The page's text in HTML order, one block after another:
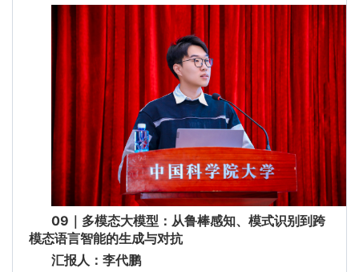
09｜多模态大模型：从鲁棒感知、模式识别到跨
模态语言智能的生成与对抗
汇报人：李代鹏